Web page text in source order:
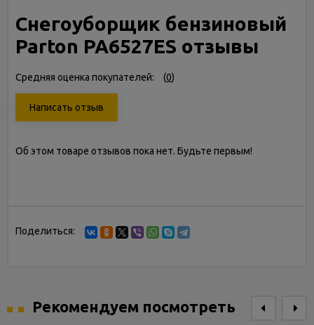
Снегоуборщик бензиновый
Parton PA6527ES отзывы
Средняя оценка покупателей: (0)
Написать отзыв
Об этом товаре отзывов пока нет. Будьте первым!
Поделиться:
Рекомендуем посмотреть